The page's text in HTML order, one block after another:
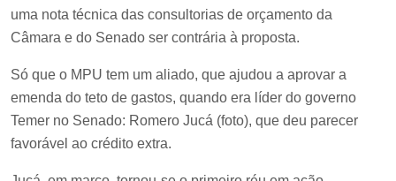
uma nota técnica das consultorias de orçamento da
Câmara e do Senado ser contrária à proposta.
Só que o MPU tem um aliado, que ajudou a aprovar a
emenda do teto de gastos, quando era líder do governo
Temer no Senado: Romero Jucá (foto), que deu parecer
favorável ao crédito extra.